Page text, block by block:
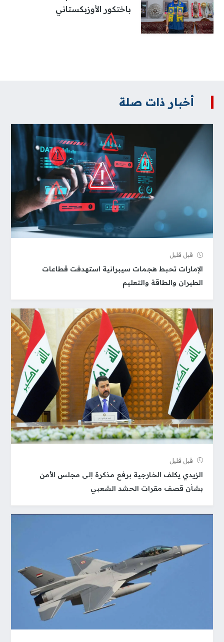
باختكور الأوزبكستاني
أخبار ذات صلة
قبل قلیل
الإمارات تحبط هجمات سيبرانية استهدفت قطاعات
الطيران والطاقة والتعليم
قبل قلیل
الزيدي يكلف الخارجية برفع مذكرة إلى مجلس الأمن
بشأن قصف مقرات الحشد الشعبي